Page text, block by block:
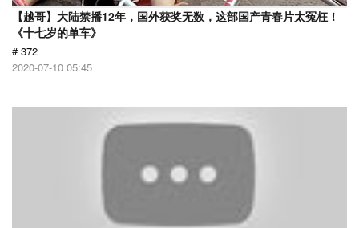
【越哥】大陆禁播12年，国外获奖无数，这部国产青春片太冤枉！
《十七岁的单车》
# 372
2020-07-10 05:45